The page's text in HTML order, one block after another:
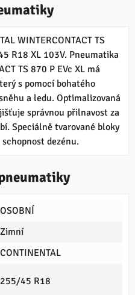
WINTERCONTACT TS
R18 XL 103V. Pneumatika
TS 870 P EVc XL má
s pomocí bohatého
a ledu. Optimalizovaná
správnou přilnavost za
Speciálně tvarované bloky
dezénu.
OSOBNÍ
Zimní
CONTINENTAL
255/45 R18